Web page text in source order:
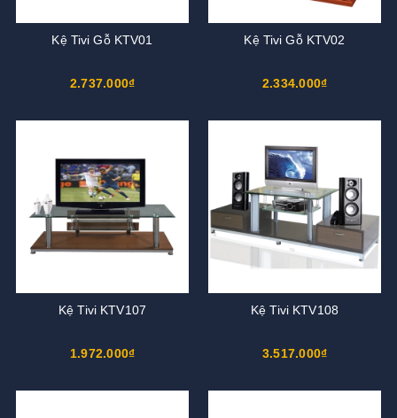
Kệ Tivi Gỗ KTV01
2.737.000₫
Kệ Tivi Gỗ KTV02
2.334.000₫
Kệ Tivi KTV107
1.972.000₫
Kệ Tivi KTV108
3.517.000₫